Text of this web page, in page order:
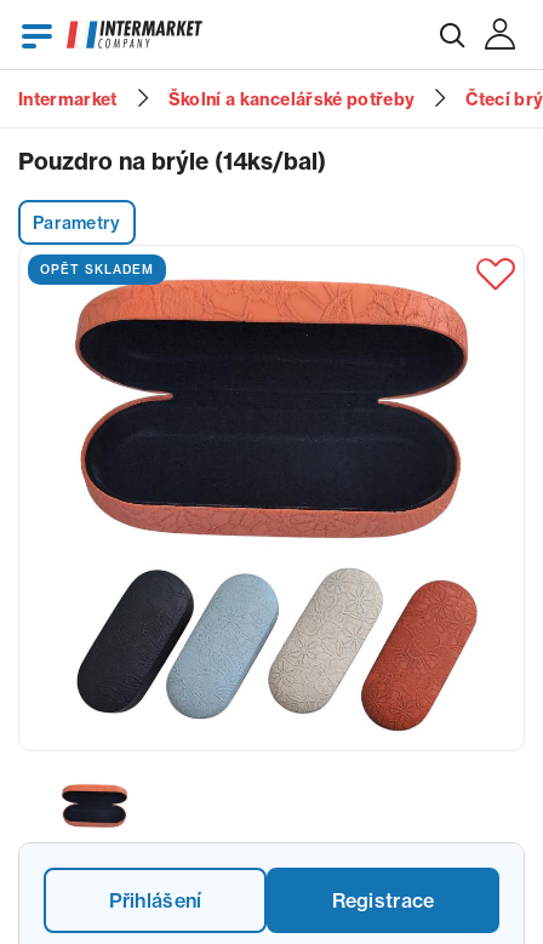
Heslo
Zapomenuté heslo?
Intermarket Školní a kancelářské potřeby Čtecí
Pouzdro na brýle (14ks/bal)
Parametry
OPĚT SKLADEM
Přihlášení Registrace